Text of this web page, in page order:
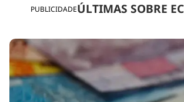
PUBLICIDADEÚLTIMAS SOBRE